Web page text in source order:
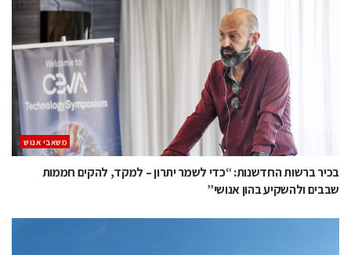
משאבי אנוש
בכיר ברשות החדשנות: “כדי לשמר יתרון – למקד, להקים חממות
שבבים ולהשקיע בהון אנושי”